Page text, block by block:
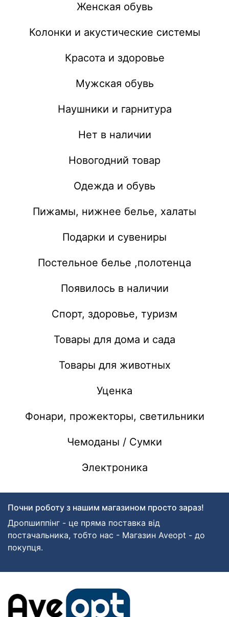
Женская обувь
Колонки и акустические системы
Красота и здоровье
Мужская обувь
Наушники и гарнитура
Нет в наличии
Новогодний товар
Одежда и обувь
Пижамы, нижнее белье, халаты
Подарки и сувениры
Постельное белье ,полотенца
Появилось в наличии
Спорт, здоровье, туризм
Товары для дома и сада
Товары для животных
Уценка
Фонари, прожекторы, светильники
Чемоданы / Сумки
Электроника
Почни роботу з нашим магазином просто зараз!
Дропшиппінг - це пряма поставка від
постачальника, тобто нас - Магазин Aveopt - до
покупця.